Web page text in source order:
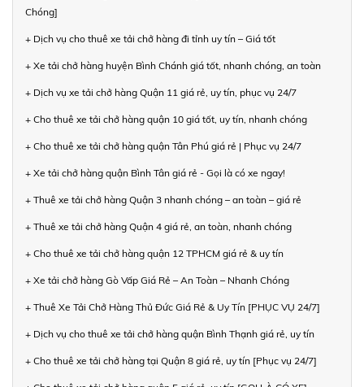
Chóng]
+ Dịch vụ cho thuê xe tải chở hàng đi tỉnh uy tín – Giá tốt
+ Xe tải chở hàng huyện Bình Chánh giá tốt, nhanh chóng, an toàn
+ Dịch vụ xe tải chở hàng Quận 11 giá rẻ, uy tín, phục vụ 24/7
+ Cho thuê xe tải chở hàng quận 10 giá tốt, uy tín, nhanh chóng
+ Cho thuê xe tải chở hàng quận Tân Phú giá rẻ | Phục vụ 24/7
+ Xe tải chở hàng quận Bình Tân giá rẻ - Gọi là có xe ngay!
+ Thuê xe tải chở hàng Quận 3 nhanh chóng – an toàn – giá rẻ
+ Thuê xe tải chở hàng Quận 4 giá rẻ, an toàn, nhanh chóng
+ Cho thuê xe tải chở hàng quận 12 TPHCM giá rẻ & uy tín
+ Xe tải chở hàng Gò Vấp Giá Rẻ – An Toàn – Nhanh Chóng
+ Thuê Xe Tải Chở Hàng Thủ Đức Giá Rẻ & Uy Tín [PHỤC VỤ 24/7]
+ Dịch vụ cho thuê xe tải chở hàng quận Bình Thạnh giá rẻ, uy tín
+ Cho thuê xe tải chở hàng tại Quận 8 giá rẻ, uy tín [Phục vụ 24/7]